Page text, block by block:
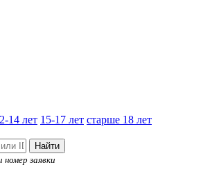
14 лет 15-17 лет старше 18 лет
Найти
заявки